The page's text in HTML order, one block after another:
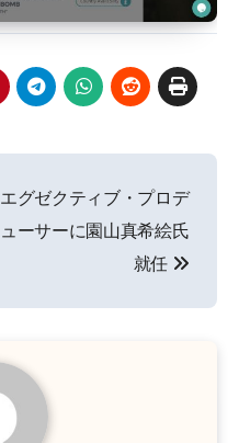
エグゼクティブ・プロデ
ューサーに園山真希絵氏
就任